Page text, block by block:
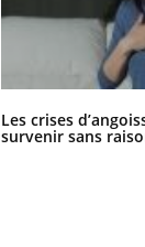
Les crises
survenir sans